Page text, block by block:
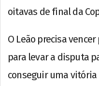
oitavas de final da
O Leão precisa
para levar a disputa
conseguir uma